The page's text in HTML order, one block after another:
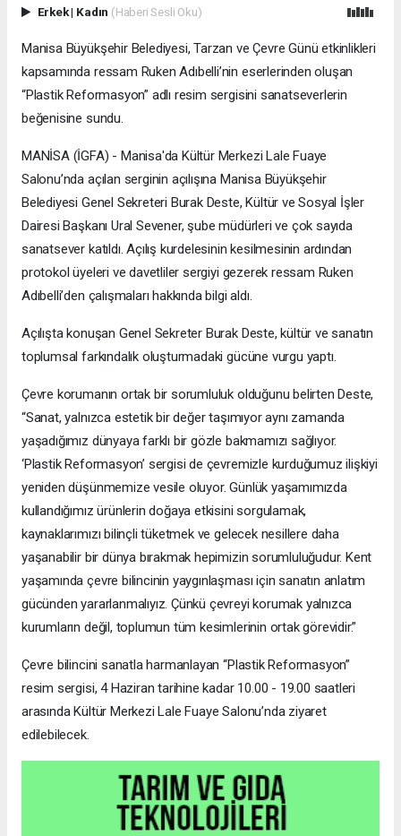
Erkek| Kadın (Haberi Sesli Oku)
Manisa Büyükşehir Belediyesi, Tarzan ve Çevre Günü etkinlikleri
kapsamında ressam Ruken Adıbelli’nin eserlerinden oluşan
“Plastik Reformasyon” adlı resim sergisini sanatseverlerin
beğenisine sundu.
MANİSA (İGFA) - Manisa'da Kültür Merkezi Lale Fuaye
Salonu’nda açılan serginin açılışına Manisa Büyükşehir
Belediyesi Genel Sekreteri Burak Deste, Kültür ve Sosyal İşler
Dairesi Başkanı Ural Sevener, şube müdürleri ve çok sayıda
sanatsever katıldı. Açılış kurdelesinin kesilmesinin ardından
protokol üyeleri ve davetliler sergiyi gezerek ressam Ruken
Adıbelli’den çalışmaları hakkında bilgi aldı.
Açılışta konuşan Genel Sekreter Burak Deste, kültür ve sanatın
toplumsal farkındalık oluşturmadaki gücüne vurgu yaptı.
Çevre korumanın ortak bir sorumluluk olduğunu belirten Deste,
“Sanat, yalnızca estetik bir değer taşımıyor aynı zamanda
yaşadığımız dünyaya farklı bir gözle bakmamızı sağlıyor.
‘Plastik Reformasyon’ sergisi de çevremizle kurduğumuz ilişkiyi
yeniden düşünmemize vesile oluyor. Günlük yaşamımızda
kullandığımız ürünlerin doğaya etkisini sorgulamak,
kaynaklarımızı bilinçli tüketmek ve gelecek nesillere daha
yaşanabilir bir dünya bırakmak hepimizin sorumluluğudur. Kent
yaşamında çevre bilincinin yaygınlaşması için sanatın anlatım
gücünden yararlanmalıyız. Çünkü çevreyi korumak yalnızca
kurumların değil, toplumun tüm kesimlerinin ortak görevidir.”
Çevre bilincini sanatla harmanlayan “Plastik Reformasyon”
resim sergisi, 4 Haziran tarihine kadar 10.00 - 19.00 saatleri
arasında Kültür Merkezi Lale Fuaye Salonu’nda ziyaret
edilebilecek.